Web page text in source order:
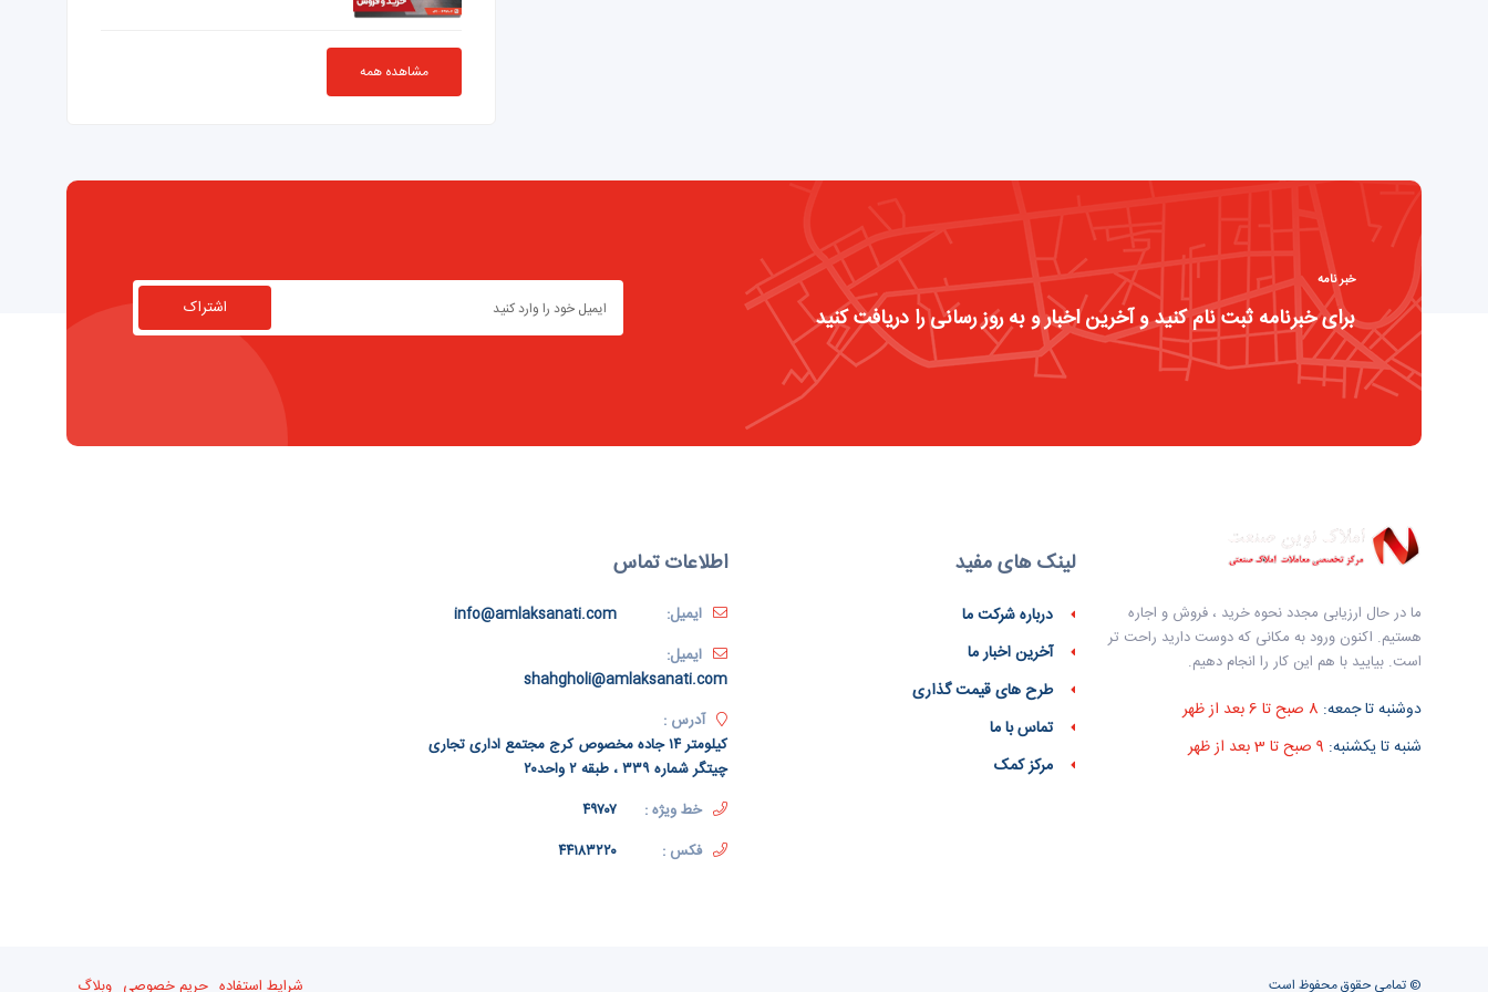
مشاهده همه
خبر نامه
برای خبرنامه ثبت نام کنید و آخرین اخبار و به روز رسانی را دریافت کنید اشتراک
ما در حال ارزیابی مجدد نحوه خرید ، فروش و اجاره
هستیم. اکنون ورود به مکانی که دوست دارید راحت تر
است. بیایید با هم این کار را انجام دهیم.
دوشنبه تا جمعه:
شنبه تا یکشنبه:
لینک های مفید
درباره شرکت ما
آخرین اخبار ما
طرح های قیمت گذاری
تماس با ما
مرکز کمک
اطلاعات تماس
ایمیل:
info@amlaksanati.com
ایمیل:
shahgholi@amlaksanati.com
آدرس :
کیلومتر ۱۴ جاده مخصوص کرج مجتمع اداری تجاری
چیتگر شماره ۳۳۹ ، طبقه ۲ واحد۲۰
خط ویژه :
۴۹۷۰۷
فکس :
۴۴۱۸۳۲۲۰
© تمامی حقوق محفوظ است شرایط استفاده حریم خصوصی وبلاگ